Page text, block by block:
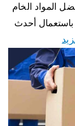
المواد الخام
باستعمال أحدث